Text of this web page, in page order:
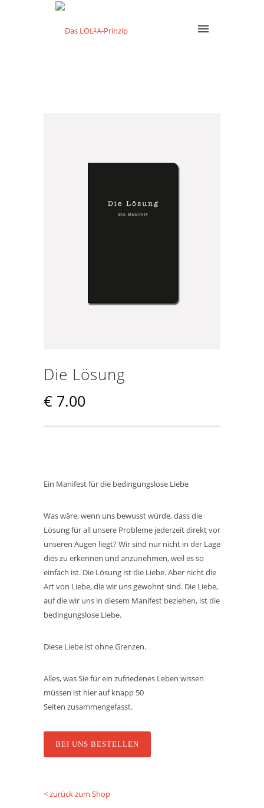
Die Lösung
€ 7.00
Ein Manifest für die bedingungslose Liebe
Was wäre, wenn uns bewusst würde, dass die
Lösung für all unsere Probleme jederzeit direkt vor
unseren Augen liegt? Wir sind nur nicht in der Lage
dies zu erkennen und anzunehmen, weil es so
einfach ist. Die Lösung ist die Liebe. Aber nicht die
Art von Liebe, die wir uns gewohnt sind. Die Liebe,
auf die wir uns in diesem Manifest beziehen, ist die
bedingungslose Liebe.
Diese Liebe ist ohne Grenzen.
Alles, was Sie für ein zufriedenes Leben wissen
müssen ist hier auf knapp 50
Seiten zusammengefasst.
BEI UNS BESTELLEN
< zurück zum Shop